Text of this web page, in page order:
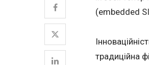
(embedded
традиційна